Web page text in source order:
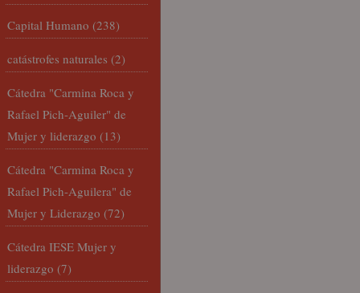
Capital Humano (238)
catástrofes naturales (2)
Cátedra "Carmina Roca y
Rafael Pich-Aguiler" de
Mujer y liderazgo (13)
Cátedra "Carmina Roca y
Rafael Pich-Aguilera" de
Mujer y Liderazgo (72)
Cátedra IESE Mujer y
liderazgo (7)